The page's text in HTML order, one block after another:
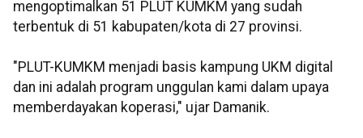
mengoptimalkan 51 PLUT KUMKM yang sudah
terbentuk di 51 kabupaten/kota di 27 provinsi.
"PLUT-KUMKM menjadi basis kampung UKM digital
dan ini adalah program unggulan kami dalam upaya
memberdayakan koperasi," ujar Damanik.